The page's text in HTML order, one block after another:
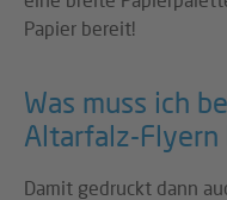
Papier bereit!
Was muss ich
Altarfalz-Flyern
Damit gedruckt dann